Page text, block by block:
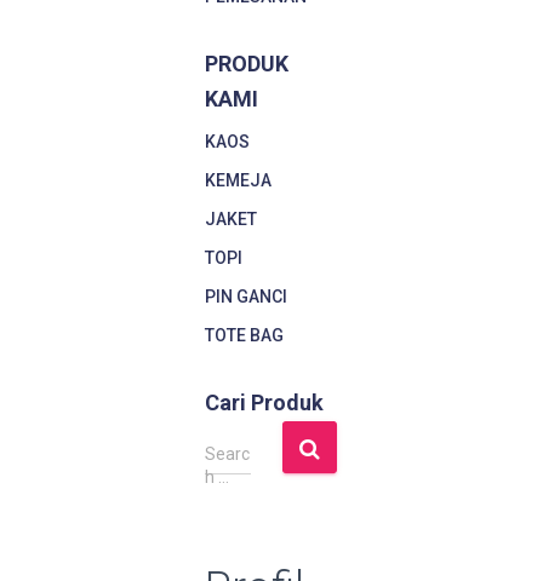
PRODUK
KAMI
KAOS
KEMEJA
JAKET
TOPI
PIN GANCI
TOTE BAG
Cari Produk
S
e
Searc
h …